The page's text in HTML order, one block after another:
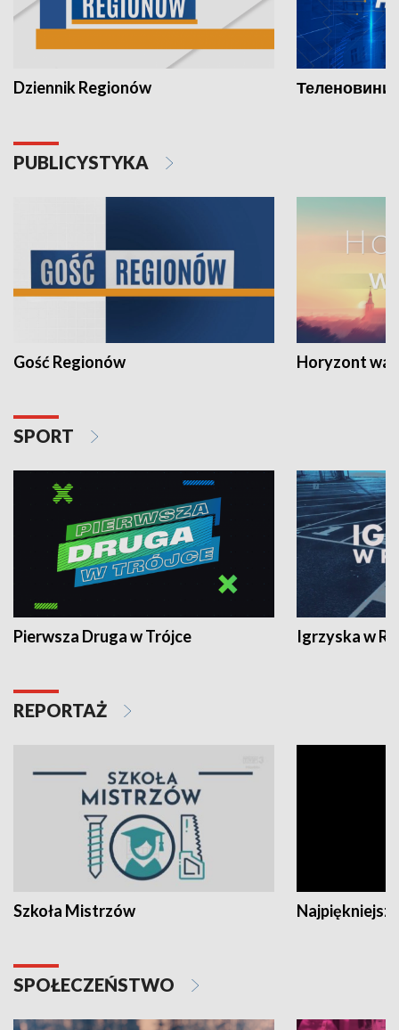
Dziennik Regionów Теленовини
PUBLICYSTYKA
Gość Regionów Horyzont
SPORT
Pierwsza Druga w Trójce Igrzyska w
REPORTAŻ
Szkoła Mistrzów
SPOŁECZEŃSTWO